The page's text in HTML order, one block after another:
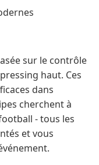
sur le contrôle
haut. Ces
dans
cherchent à
- tous les
et vous